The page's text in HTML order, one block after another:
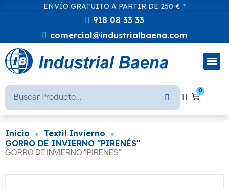
ENVÍO GRATUITO A PARTIR DE 250 € *
918 08 33 33
comercial@industrialbaena.com
Inicio
Textil Invierno
GORRO DE INVIERNO "PIRENÉS"
GORRO DE INVIERNO "PIRENÉS"